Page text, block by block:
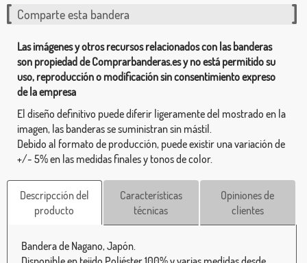
Comparte esta bandera
Las imágenes y otros recursos relacionados con las banderas
son propiedad de Comprarbanderas.es y no está permitido su
uso, reproducción o modificación sin consentimiento expreso
de la empresa
El diseño definitivo puede diferir ligeramente del mostrado en la
imagen, las banderas se suministran sin mástil.
Debido al formato de producción, puede existir una variación de
+/- 5% en las medidas finales y tonos de color.
Descripcción del
producto
Características
técnicas
Opiniones de
clientes
Bandera de Nagano, Japón.